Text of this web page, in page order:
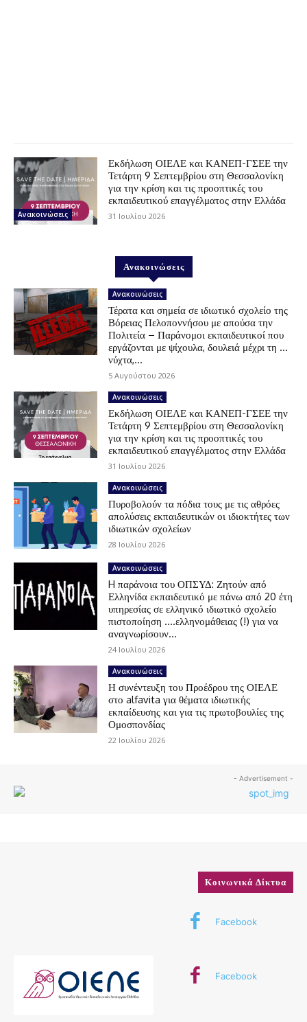
Ανακοινώσεις
Εκδήλωση ΟΙΕΛΕ και ΚΑΝΕΠ-ΓΣΕΕ την
Τετάρτη 9 Σεπτεμβρίου στη Θεσσαλονίκη
για την κρίση και τις προοπτικές του
εκπαιδευτικού επαγγέλματος στην Ελλάδα
31 Ιουλίου 2026
Ανακοινώσεις
Ανακοινώσεις
Τέρατα και σημεία σε ιδιωτικό σχολείο της
Βόρειας Πελοποννήσου με απούσα την
Πολιτεία – Παράνομοι εκπαιδευτικοί που
εργάζονται με ψίχουλα, δουλειά μέχρι τη …
νύχτα,...
5 Αυγούστου 2026
Ανακοινώσεις
Εκδήλωση ΟΙΕΛΕ και ΚΑΝΕΠ-ΓΣΕΕ την
Τετάρτη 9 Σεπτεμβρίου στη Θεσσαλονίκη
για την κρίση και τις προοπτικές του
εκπαιδευτικού επαγγέλματος στην Ελλάδα
31 Ιουλίου 2026
Ανακοινώσεις
Πυροβολούν τα πόδια τους με τις αθρόες
απολύσεις εκπαιδευτικών οι ιδιοκτήτες των
ιδιωτικών σχολείων
28 Ιουλίου 2026
Ανακοινώσεις
H παράνοια του ΟΠΣΥΔ: Ζητούν από
Ελληνίδα εκπαιδευτικό με πάνω από 20 έτη
υπηρεσίας σε ελληνικό ιδιωτικό σχολείο
πιστοποίηση ….ελληνομάθειας (!) για να
αναγνωρίσουν...
24 Ιουλίου 2026
Ανακοινώσεις
Η συνέντευξη του Προέδρου της ΟΙΕΛΕ
στο alfavita για θέματα ιδιωτικής
εκπαίδευσης και για τις πρωτοβουλίες της
Ομοσπονδίας
22 Ιουλίου 2026
- Advertisement -
Κοινωνικά Δίκτυα
Facebook
Facebook